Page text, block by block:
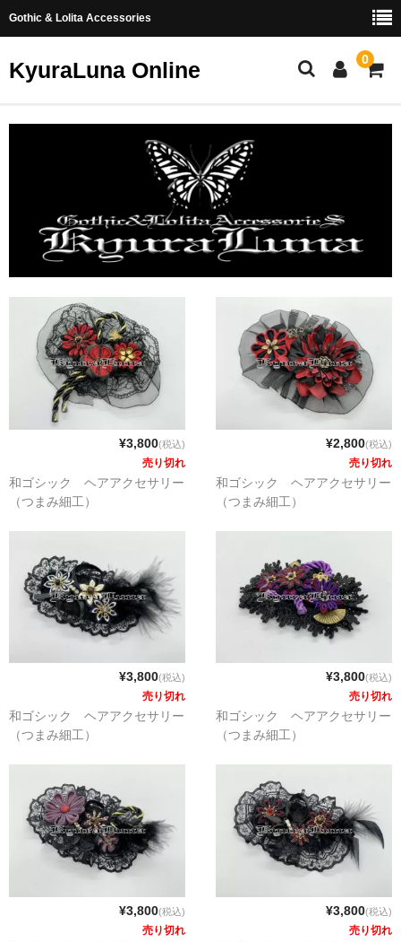
Gothic & Lolita Accessories
KyuraLuna Online 0
リング
イヤリング・ピアス
つまみ細工
お問い合わせ
¥3,800(税込)
売り切れ
和ゴシック ヘアアクセサリー
（つまみ細工）
¥2,800(税込)
売り切れ
和ゴシック ヘアアクセサリー
（つまみ細工）
¥3,800(税込)
売り切れ
和ゴシック ヘアアクセサリー
（つまみ細工）
¥3,800(税込)
売り切れ
和ゴシック ヘアアクセサリー
（つまみ細工）
¥3,800(税込)
売り切れ
¥3,800(税込)
売り切れ